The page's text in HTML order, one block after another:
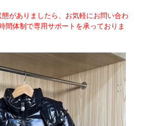
がありましたら、お気軽にお問い合わ
間体制で専用サポートを承っておりま